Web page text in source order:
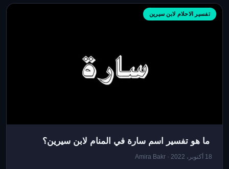
تفسير الاحلام لابن سيرين
ما هو تفسير اسم سارة في المنام لابن سيرين؟
18 أكتوبر، 2022 · Amira Bakr